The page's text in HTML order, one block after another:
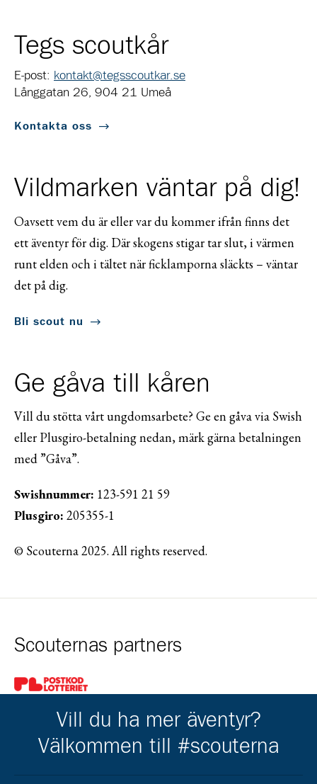
Tegs scoutkår
E-post: kontakt@tegsscoutkar.se
Långgatan 26, 904 21 Umeå
Kontakta oss
Vildmarken väntar på dig!
Oavsett vem du är eller var du kommer ifrån finns det
ett äventyr för dig. Där skogens stigar tar slut, i värmen
runt elden och i tältet när ficklamporna släckts – väntar
det på dig.
Bli scout nu
Ge gåva till kåren
Vill du stötta vårt ungdomsarbete? Ge en gåva via Swish
eller Plusgiro-betalning nedan, märk gärna betalningen
med ”Gåva”.
Swishnummer: 123-591 21 59
Plusgiro: 205355-1
© Scouterna 2025. All rights reserved.
Scouternas partners
Gå till pl_50
Vill du ha mer äventyr?
Välkommen till #scouterna